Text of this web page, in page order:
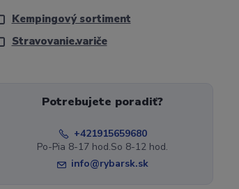
Kempingový sortiment
Stravovanie.variče
Potrebujete poradiť?
+421915659680
Po-Pia 8-17 hod.So 8-12 hod.
info@rybarsk.sk